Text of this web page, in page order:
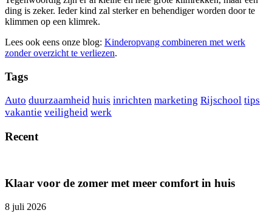
ding is zeker. Ieder kind zal sterker en behendiger worden door te
klimmen op een klimrek.
Lees ook eens onze blog: Kinderopvang combineren met werk
zonder overzicht te verliezen.
Tags
Auto duurzaamheid huis inrichten marketing Rijschool tips
vakantie veiligheid werk
Recent
Klaar voor de zomer met meer comfort in huis
8 juli 2026